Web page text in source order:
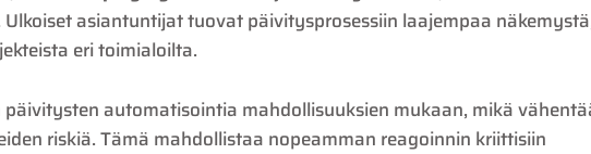
asiantuntijat tuovat päivitysprosessiin laajempaa
eri toimialoilta.
automatisointia mahdollisuuksien mukaan, mikä
riskiä. Tämä mahdollistaa nopeamman reagoinnin kriittisiin